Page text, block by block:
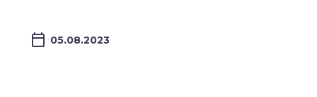
05.08.2023